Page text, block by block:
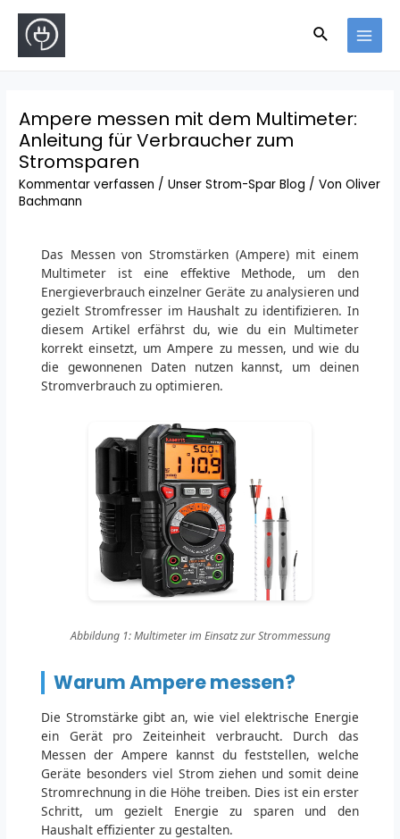
Ampere messen mit dem Multimeter:
Anleitung für Verbraucher zum
Stromsparen
Kommentar verfassen /Unser Strom-Spar Blog / VonOliver
Bachmann
Das Messen von Stromstärken (Ampere) mit einem
Multimeter ist eine effektive Methode, um den
Energieverbrauch einzelner Geräte zu analysieren und
gezielt Stromfresser im Haushalt zu identifizieren. In
diesem Artikel erfährst du, wie du ein Multimeter
korrekt einsetzt, um Ampere zu messen, und wie du
die gewonnenen Daten nutzen kannst, um deinen
Stromverbrauch zu optimieren.
Abbildung 1: Multimeter im Einsatz zur Strommessung
Warum Ampere messen?
Die Stromstärke gibt an, wie viel elektrische Energie
ein Gerät pro Zeiteinheit verbraucht. Durch das
Messen der Ampere kannst du feststellen, welche
Geräte besonders viel Strom ziehen und somit deine
Stromrechnung in die Höhe treiben. Dies ist ein erster
Schritt, um gezielt Energie zu sparen und den
Haushalt effizienter zu gestalten.